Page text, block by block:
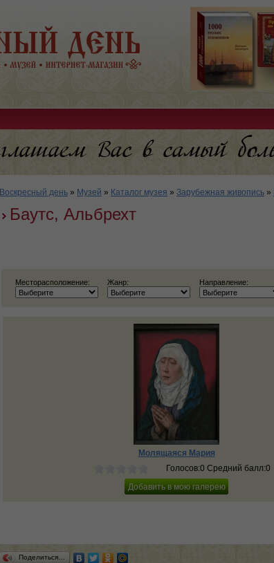
Воскресный день » Музей » Каталог музея » Зарубежная живопись »
Баутс, Альбрехт
Месторасположение: Жанр: Направление:
Молящаяся Мария
Голосов:0 Средний балл:0
Поделиться…